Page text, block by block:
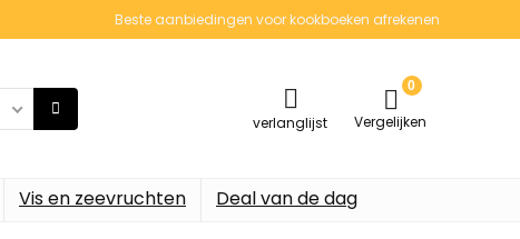
Beste aanbiedingen voor kookboeken afrekenen
verlanglijst
0
Vergelijken
Vis en zeevruchten Deal van de dag